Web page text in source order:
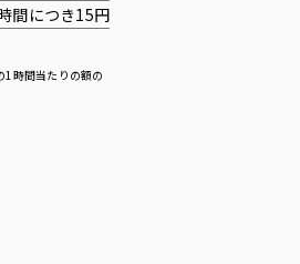
間につき15円
1時間当たりの額の